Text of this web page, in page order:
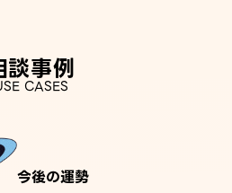
談事例
CASES
今後の運勢